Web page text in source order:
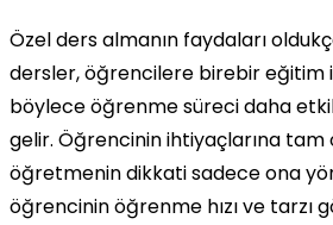
Özel ders almanın faydaları
dersler, öğrencilere birebir eğitim
böylece öğrenme süreci daha
gelir. Öğrencinin ihtiyaçlarına tam
öğretmenin dikkati sadece ona
öğrencinin öğrenme hızı ve tarzı